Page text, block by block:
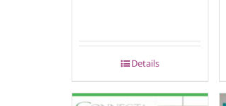
Details